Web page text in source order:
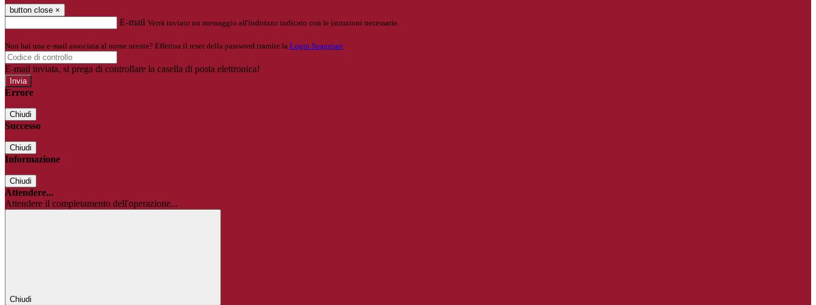
button close ×
E-mail Verrà inviato un messaggio all'indirizzo indicato con le istruzioni necessarie.
Non hai una e-mail associata al nome utente? Effettua il reset della password tramite la Login Spaggiari
E-mail inviata, si prega di controllare la casella di posta elettronica!
Errore
Chiudi
Successo
Chiudi
Informazione
Chiudi
Attendere...
Attendere il completamento dell'operazione...
Chiudi